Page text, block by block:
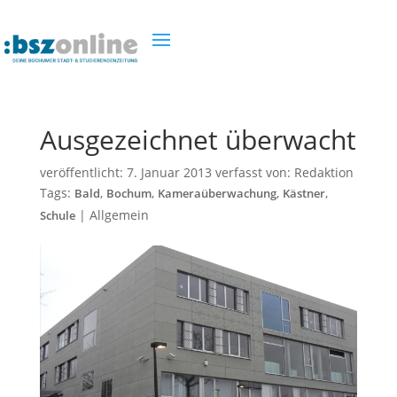
Ausgezeichnet überwacht
veröffentlicht: 7. Januar 2013 verfasst von: Redaktion
Tags: Bald, Bochum, Kameraüberwachung, Kästner,
Schule| Allgemein